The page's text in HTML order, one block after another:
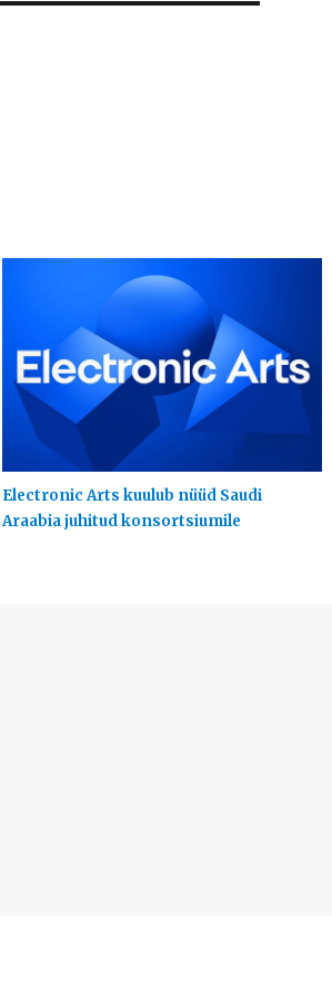
Electronic Arts kuulub nüüd Saudi
Araabia juhitud konsortsiumile